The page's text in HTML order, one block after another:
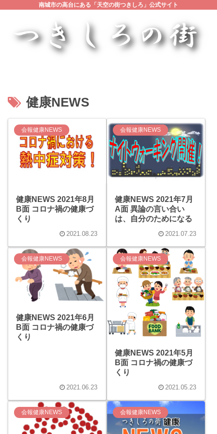
南城市の高台にある「天空の街つきしろ」公式サイト
健康NEWS
会報健康NEWS
健康NEWS 2021年8月
B面 コロナ禍の健康づ
くり
2021.08.23
会報健康NEWS
健康NEWS 2021年7月
A面 異論の言い合い
は、自分のためになる
2021.07.23
会報健康NEWS
健康NEWS 2021年6月
B面 コロナ禍の健康づ
くり
2021.06.23
会報健康NEWS
健康NEWS 2021年5月
B面 コロナ禍の健康づ
くり
2021.05.23
会報健康NEWS 会報健康NEWS